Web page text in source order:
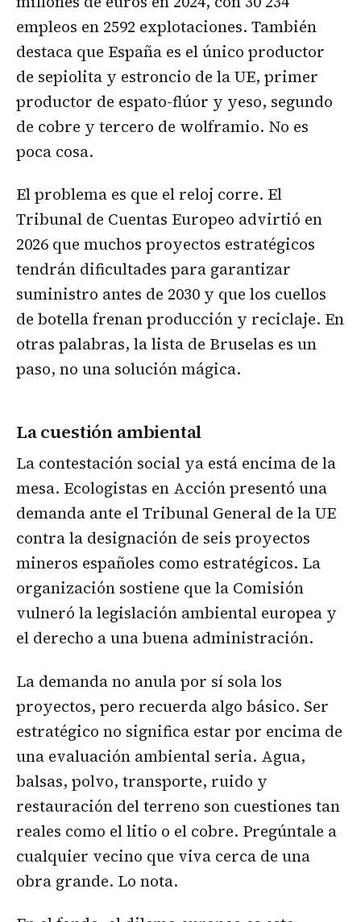
empleos en 2592 explotaciones. También
destaca que España es el único productor
de sepiolita y estroncio de la UE, primer
productor de espato-flúor y yeso, segundo
de cobre y tercero de wolframio. No es
poca cosa.
El problema es que el reloj corre. El
Tribunal de Cuentas Europeo advirtió en
2026 que muchos proyectos estratégicos
tendrán dificultades para garantizar
suministro antes de 2030 y que los cuellos
de botella frenan producción y reciclaje. En
otras palabras, la lista de Bruselas es un
paso, no una solución mágica.
La cuestión ambiental
La contestación social ya está encima de la
mesa. Ecologistas en Acción presentó una
demanda ante el Tribunal General de la UE
contra la designación de seis proyectos
mineros españoles como estratégicos. La
organización sostiene que la Comisión
vulneró la legislación ambiental europea y
el derecho a una buena administración.
La demanda no anula por sí sola los
proyectos, pero recuerda algo básico. Ser
estratégico no significa estar por encima de
una evaluación ambiental seria. Agua,
balsas, polvo, transporte, ruido y
restauración del terreno son cuestiones tan
reales como el litio o el cobre. Pregúntale a
cualquier vecino que viva cerca de una
obra grande. Lo nota.